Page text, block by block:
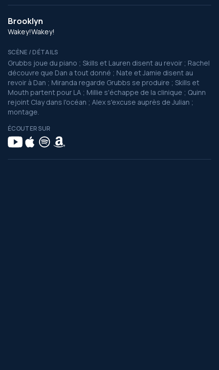
Brooklyn
Wakey!Wakey!
SCÈNE / DÉTAILS
Grubbs joue du piano ; Skills et Lauren disent au revoir ; Rachel
découvre que Dan a tout donné ; Nate et Jamie disent au
revoir à Dan ; Miranda regarde Grubbs se produire ; Skills et
Mouth partent pour LA ; Millie s'échappe de la clinique ; Quinn
rejoint Clay dans l'océan ; Alex s'excuse auprès de Julian ;
montage.
ÉCOUTER SUR